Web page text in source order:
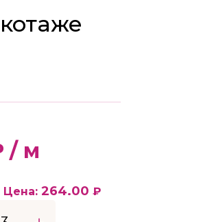
/ м
Цена: 264.00 ₽